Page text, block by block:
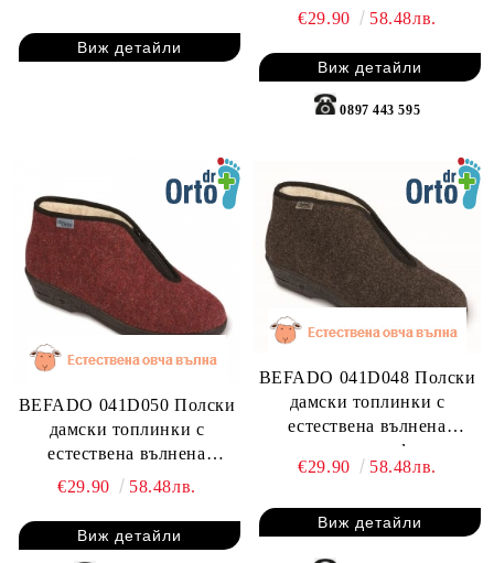
Виж детайли
подплата, Черни
€29.90 58.48лв.
Виж детайли
0897 443 595
BEFADO 041D050 Полски
дамски топлинки с
естествена вълнена
подплата, бордо
€29.90 58.48лв.
Виж детайли
BEFADO 041D048 Полски
дамски топлинки с
естествена вълнена
подплата, кафяви
€29.90
58.48лв.
Виж детайли